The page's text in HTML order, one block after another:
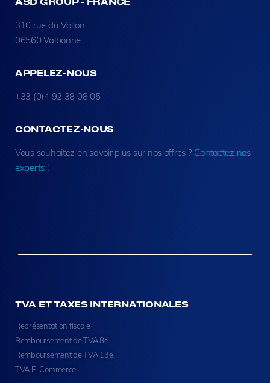
310 rue du Vallon
06560 Valbonne
APPELEZ-NOUS
+33 (0)4 92 38 08 05
CONTACTEZ-NOUS
Vous souhaitez en savoir plus sur nos offres ? Contactez nos
experts !
TVA ET TAXES INTERNATIONALES
Représentation fiscale
Remboursement de TVA 8e
Remboursement de TVA 13e
TVA E-Commerce